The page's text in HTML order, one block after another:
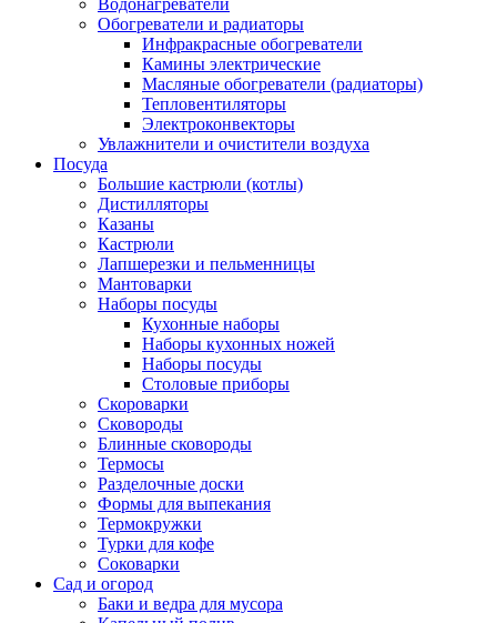
Водонагреватели
Обогреватели и радиаторы
Инфракрасные обогреватели
Камины электрические
Масляные обогреватели (радиаторы)
Тепловентиляторы
Электроконвекторы
Увлажнители и очистители воздуха
Посуда
Большие кастрюли (котлы)
Дистилляторы
Казаны
Кастрюли
Лапшерезки и пельменницы
Мантоварки
Наборы посуды
Кухонные наборы
Наборы кухонных ножей
Наборы посуды
Столовые приборы
Скороварки
Сковороды
Блинные сковороды
Термосы
Разделочные доски
Формы для выпекания
Термокружки
Турки для кофе
Соковарки
Сад и огород
Баки и ведра для мусора